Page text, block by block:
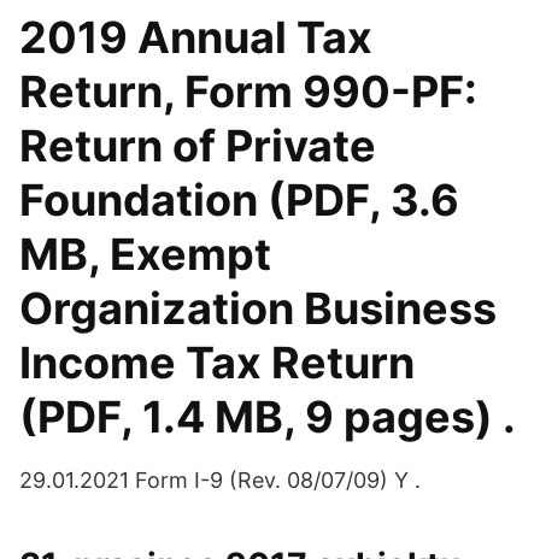
2019 Annual Tax
Return, Form 990-PF:
Return of Private
Foundation (PDF, 3.6
MB, Exempt
Organization Business
Income Tax Return
(PDF, 1.4 MB, 9 pages) .
29.01.2021 Form I-9 (Rev. 08/07/09) Y .